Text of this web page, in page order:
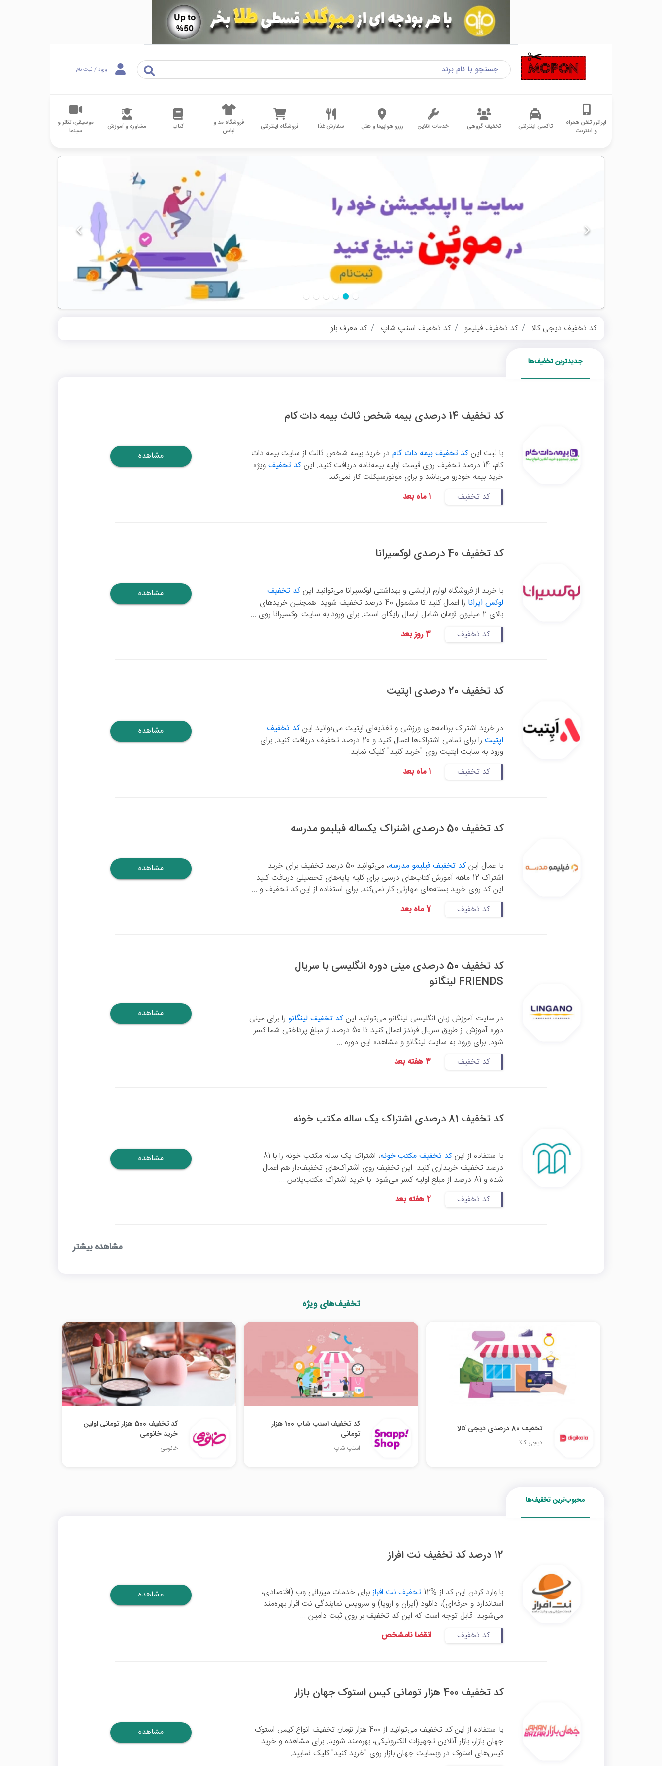
ورود / ثبت نام
اپراتور تلفن همراه
و اینترنت
تاکسی اینترنتی تخفیف گروهی خدمات آنلاین رزرو هواپیما و هتل سفارش غذا فروشگاه اینترنتی
فروشگاه مد و
لباس
کتاب مشاوره و آموزش
موسیقی، تئاتر و
سینما
کد تخفیف دیجی کالا کد تخفیف فیلیمو کد تخفیف اسنپ شاپ کد معرف بلو
جدیدترین تخفیف‌ها
کد تخفیف 14 درصدی بیمه شخص ثالث بیمه دات کام
با ثبت اینکد تخفیف بیمه دات کامدر خرید بیمه شخص ثالث از سایت بیمه دات
کام، 14 درصد تخفیف روی قیمت اولیه بیمه‌نامه دریافت کنید. این
کد تخفیفویژه
خرید بیمه خودرو می‌باشد و برای موتورسیکلت کار نمی‌کند. ...
کد تخفیف
1 ماه بعد
مشاهده
کد تخفیف 40 درصدی لوکسیرانا
با خرید از فروشگاه لوازم آرایشی و بهداشتی لوکسیرانا می‌توانید اینکد تخفیف
لوکس ایرانا
را اعمال کنید تا مشمول 40 درصد تخفیف شوید. همچنین خریدهای
بالای 2 میلیون تومان شامل ارسال رایگان است. برای ورود به سایت لوکسیرانا روی ...
کد تخفیف
3 روز بعد
مشاهده
کد تخفیف 20 درصدی اپتیت
در خرید اشتراک برنامه‌های ورزشی و تغذیه‌ای اپتیت می‌توانید اینکد تخفیف
اپتیت
را برای تمامی اشتراک‌ها اعمال کنید و 20 درصد تخفیف دریافت کنید. برای
ورود به سایت اپتیت روی "خرید کنید" کلیک نماید.
کد تخفیف
1 ماه بعد
مشاهده
کد تخفیف 50 درصدی اشتراک یکساله فیلیمو مدرسه
با اعمال اینکد تخفیف فیلیمو مدرسه
، می‌توانید 50 درصد تخفیف برای خرید
اشتراک 12 ماهه آموزش کتاب‌های درسی برای کلیه پایه‌های تحصیلی دریافت کنید.
این کد روی خرید بسته‌های مهارتی کار نمی‌کند. برای استفاده از این کد تخفیف و ...
کد تخفیف
7 ماه بعد
مشاهده
کد تخفیف 50 درصدی مینی دوره انگلیسی با سریال
FRIENDS لینگانو
در سایت آموزش زبان انگلیسی لینگانو می‌توانید اینکد تخفیف لینگانو را برای مینی
دوره آموزش از طریق سریال فرندز اعمال کنید تا 50 درصد از مبلغ پرداختی شما کسر
شود. برای ورود به سایت لینگانو و مشاهده این دوره ...
کد تخفیف
3 هفته بعد
مشاهده
کد تخفیف 81 درصدی اشتراک یک ساله مکتب خونه
با استفاده از اینکد تخفیف مکتب خونه
، اشتراک یک ساله مکتب خونه را با 81
درصد تخفیف خریداری کنید. این تخفیف روی اشتراک‌های تخفیف‌دار هم اعمال
شده و 81 درصد از مبلغ اولیه کسر می‌شود. با خرید اشتراک مکتب‌پلاس ...
کد تخفیف
2 هفته بعد
مشاهده
مشاهده بیشتر
تخفیف‌های ویژه
تخفیف 80 درصدی دیجی کالا
دیجی کالا
کد تخفیف اسنپ شاپ 100 هزار
تومانی
اسنپ شاپ
کد تخفیف 500 هزار تومانی اولین
خرید خانومی
خانومی
محبوب‌ترین تخفیف‌ها
12 درصد کد تخفیف نت افراز
با وارد کردن این کد از %12 تخفیف نت افرازبرای خدمات میزبانی وب (اقتصادی،
استاندارد و حرفه‌ای)، دانلود (ایران و اروپا) و سرویس نمایندگی نت افراز بهره‌مند
می‌شوید. قابل توجه است که اینکد تخفیفبر روی ثبت دامین ...
کد تخفیف
انقضا نامشخص
مشاهده
کد تخفیف 400 هزار تومانی کیس استوک جهان بازار
با استفاده از این کد تخفیف می‌توانید از 400 هزار تومان تخفیف انواع کیس استوک
جهان بازار، بازار آنلاین تجهیزات الکترونیکی، بهره‌مند شوید. برای مشاهده و خرید
کیس‌های استوک در وبسایت جهان بازار روی "خرید کنید" کلیک نمایید.
مشاهده